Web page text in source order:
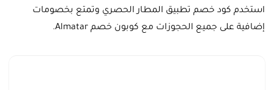
استخدم كود خصم تطبيق المطار الحصري وتمتع بخصومات
إضافية على جميع الحجوزات مع كوبون خصم Almatar.